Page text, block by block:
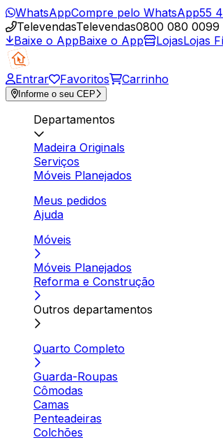
WhatsAppCompre pelo WhatsApp55
TelevendasTelevendas0800 080 0099
Baixe o AppBaixe o App LojasLojas
Entrar Favoritos Carrinho
Informe o seu CEP
Departamentos
Madeira Originals
Serviços
Móveis Planejados
Meus pedidos
Ajuda
Móveis
Móveis Planejados
Reforma e Construção
Outros departamentos
Quarto Completo
Guarda-Roupas
Cômodas
Camas
Penteadeiras
Colchões